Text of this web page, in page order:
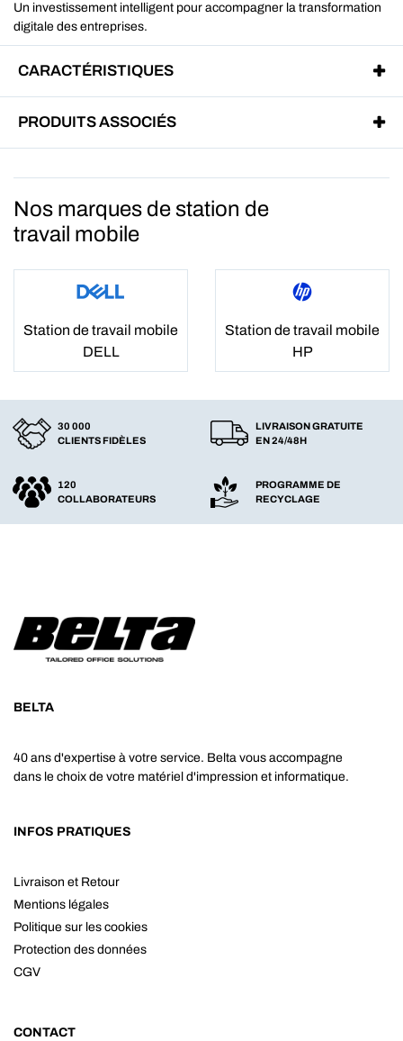
Un investissement intelligent pour accompagner la transformation
digitale des entreprises.
CARACTÉRISTIQUES
PRODUITS ASSOCIÉS
Nos marques de station de
travail mobile
Station de travail mobile
DELL
Station de travail mobile
HP
30 000
CLIENTS FIDÈLES
LIVRAISON GRATUITE
EN 24/48H
120
COLLABORATEURS
PROGRAMME DE
RECYCLAGE
BELTA
40 ans d'expertise à votre service. Belta vous accompagne
dans le choix de votre matériel d'impression et informatique.
INFOS PRATIQUES
Livraison et Retour
Mentions légales
Politique sur les cookies
Protection des données
CGV
CONTACT